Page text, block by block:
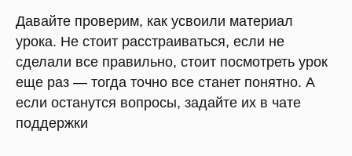
Давайте проверим, как усвоили материал
урока. Не стоит расстраиваться, если не
сделали все правильно, стоит посмотреть урок
еще раз — тогда точно все станет понятно. А
если останутся вопросы, задайте их в чате
поддержки